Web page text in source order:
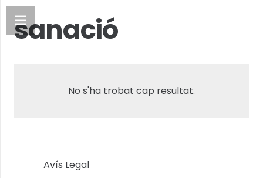
sanació
No s'ha trobat cap resultat.
Avís Legal